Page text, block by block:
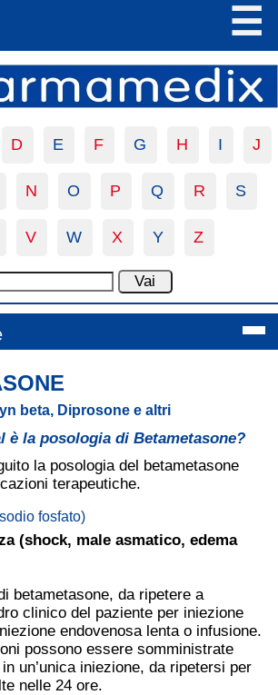
☰
D E F G H I J
N O P Q R S
V W X Y Z
beta, Diprosone e altri
è la posologia di Betametasone?
la posologia del betametasone
terapeutiche.
fosfato)
(shock, male asmatico, edema
betametasone, da ripetere a
clinico del paziente per iniezione
endovenosa lenta o infusione.
possono essere somministrate
un’unica iniezione, da ripetersi per
nelle 24 ore.